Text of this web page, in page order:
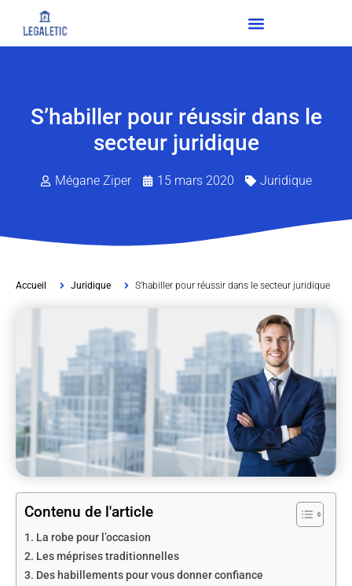
S’habiller pour réussir dans le
secteur juridique
Mégane Ziper 15 mars 2020 Juridique
Accueil Juridique S’habiller pour réussir dans le secteur juridique
Contenu de l'article
La robe pour l’occasion
Les méprises traditionnelles
Des habillements pour vous donner confiance